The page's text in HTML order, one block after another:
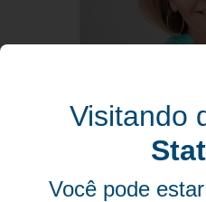
Alison
Digital
Visitando
Você pode